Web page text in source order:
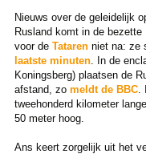
Nieuws over de geleidelijk
Rusland komt in de
voor de Tatarenniet na: ze
laatste minuten. In de
Koningsberg) plaatsen de
afstand, zo meldt de BBC.
tweehonderd kilometer
50 meter hoog.
Ans keert zorgelijk uit het